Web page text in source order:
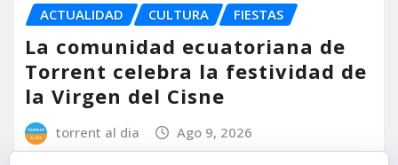
ACTUALIDAD CULTURA FIESTAS
La comunidad ecuatoriana de
Torrent celebra la festividad de
la Virgen del Cisne
torrent al dia Ago 9, 2026